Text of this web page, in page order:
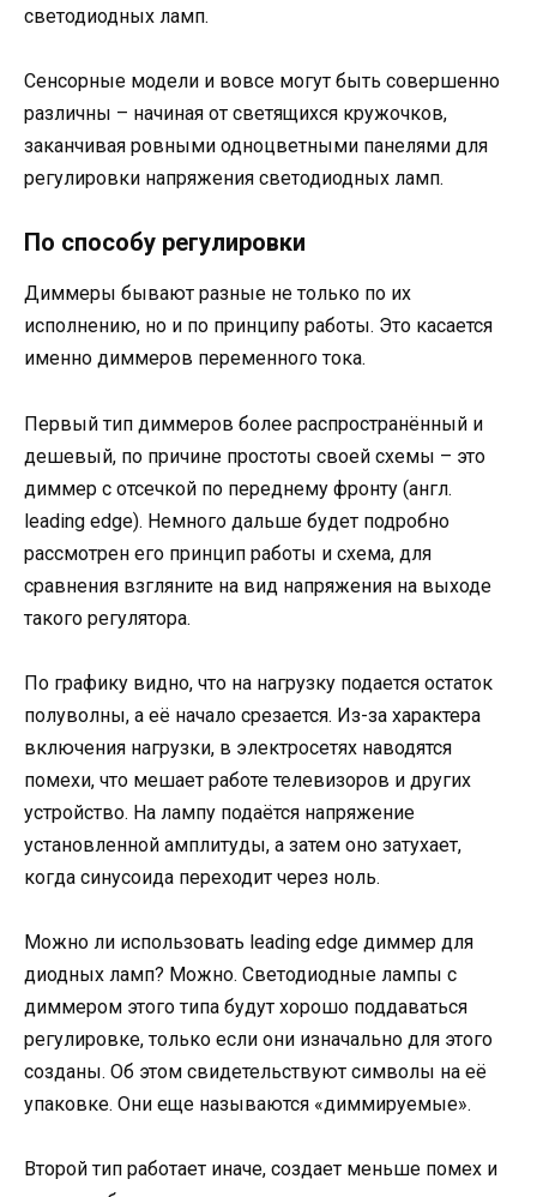
светодиодных ламп.
Сенсорные модели и вовсе могут быть совершенно
различны – начиная от светящихся кружочков,
заканчивая ровными одноцветными панелями для
регулировки напряжения светодиодных ламп.
По способу регулировки
Диммеры бывают разные не только по их
исполнению, но и по принципу работы. Это касается
именно диммеров переменного тока.
Первый тип диммеров более распространённый и
дешевый, по причине простоты своей схемы – это
диммер с отсечкой по переднему фронту (англ.
leading edge). Немного дальше будет подробно
рассмотрен его принцип работы и схема, для
сравнения взгляните на вид напряжения на выходе
такого регулятора.
По графику видно, что на нагрузку подается остаток
полуволны, а её начало срезается. Из-за характера
включения нагрузки, в электросетях наводятся
помехи, что мешает работе телевизоров и других
устройство. На лампу подаётся напряжение
установленной амплитуды, а затем оно затухает,
когда синусоида переходит через ноль.
Можно ли использовать leading edge диммер для
диодных ламп? Можно. Светодиодные лампы с
диммером этого типа будут хорошо поддаваться
регулировке, только если они изначально для этого
созданы. Об этом свидетельствуют символы на её
упаковке. Они еще называются «диммируемые».
Второй тип работает иначе, создает меньше помех и